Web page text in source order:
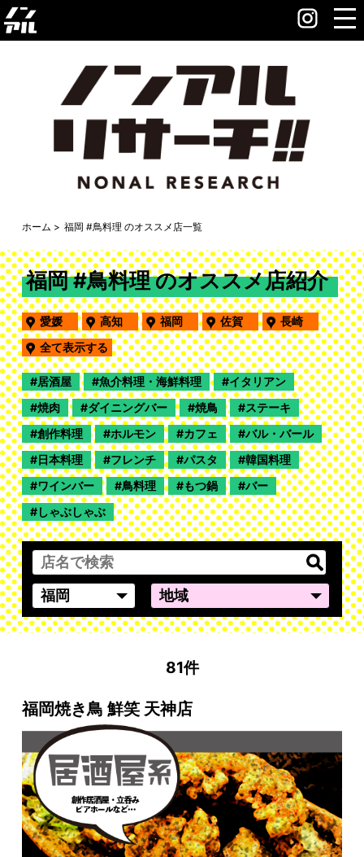
ホーム 福岡 #鳥料理 のオススメ店一覧
福岡 #鳥料理 のオススメ店紹介
愛媛 高知 福岡 佐賀
長崎
全て表示する
居酒屋 魚介料理・海鮮料理
イタリアン
焼肉
ダイニングバー 焼鳥
ステーキ
創作料理
ホルモン カフェ
バル・バール
日本料理
フレンチ パスタ
韓国料理
ワインバー
鳥料理 もつ鍋
バー
しゃぶしゃぶ
81件
福岡焼き鳥 鮮笑 天神店